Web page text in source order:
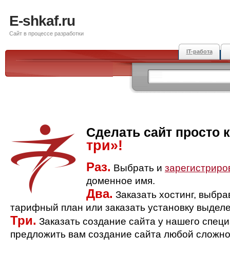
E-shkaf.ru
Сайт в процессе разработки
IT-работа
Сделать сайт просто
три»!
Раз. Выбрать и
доменное имя.
Два. Заказать хостинг,
тарифный план или заказать установку
Три. Заказать создание сайта у нашего
предложить вам создание сайта любой